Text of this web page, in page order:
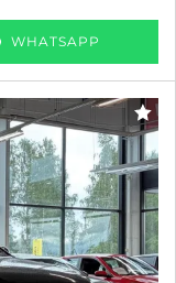
WHATSAPP